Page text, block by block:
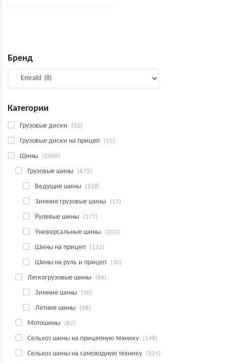
Бренд
Категории
Грузовые диски (52)
Грузовые диски на прицеп (15)
Шины (2068)
Грузовые шины (672)
Ведущие шины (218)
Зимние грузовые шины (17)
Рулевые шины (177)
Универсальные шины (203)
Шины на прицеп (132)
Шины на руль и прицеп (30)
Легкогрузовые шины (86)
Зимние шины (30)
Летние шины (58)
Мотошины (62)
Сельхоз шины на прицепную технику (148)
Сельхоз шины на самоходную технику (329)